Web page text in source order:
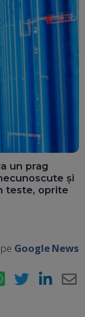
un prag
și
teste, oprite
Google News
WhatsApp Twitter LinkedIn